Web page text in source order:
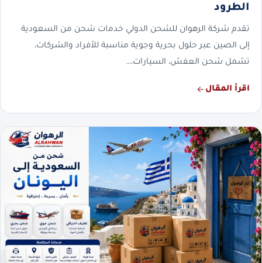
الطرود
تقدم شركة الرهوان للشحن الدولي خدمات شحن من السعودية
إلى الصين عبر حلول بحرية وجوية مناسبة للأفراد والشركات،
تشمل شحن العفش، السيارات،…
اقرأ المقال